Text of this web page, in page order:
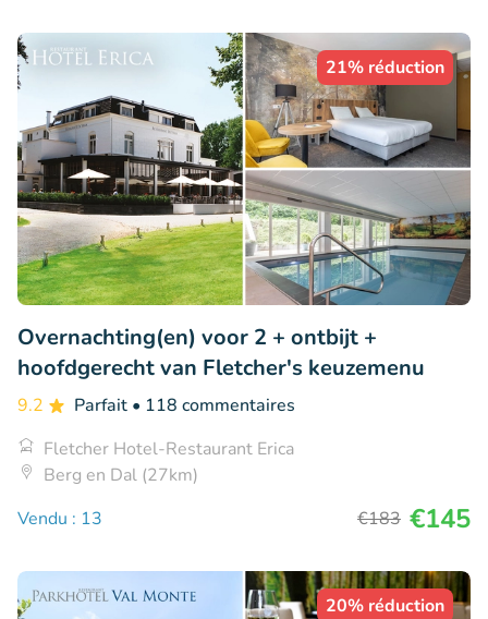
21% réduction
Overnachting(en) voor 2 + ontbijt +
hoofdgerecht van Fletcher's keuzemenu
9.2 Parfait • 118 commentaires
Fletcher Hotel-Restaurant Erica
Berg en Dal (27km)
Vendu : 13
€183 €145
20% réduction